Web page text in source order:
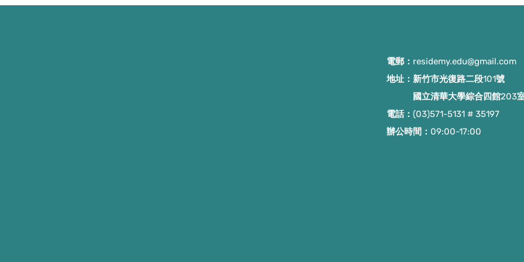
電郵： residemy.edu@gmail.com
地址：新竹市光復路二段101號
國立清華大學綜合四館203
電話：(03)571-5131 # 35197
​辦公時間：09:00-17:00